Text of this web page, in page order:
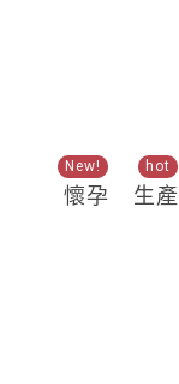
懷孕
New!
生產
hot